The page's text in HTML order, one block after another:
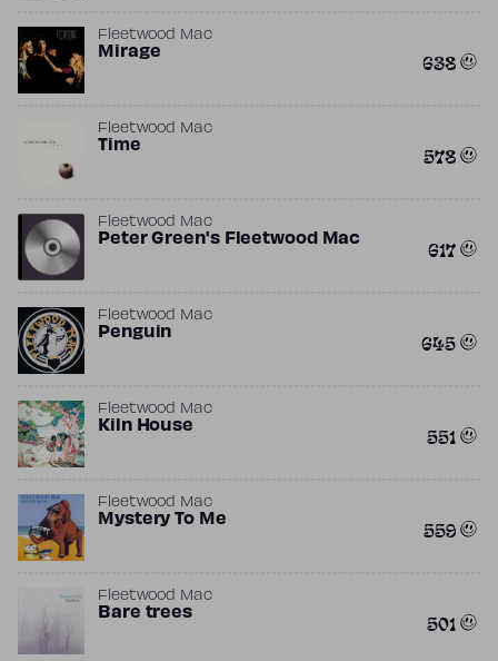
Fleetwood Mac
Mirage 638
Fleetwood Mac
Time 578
Fleetwood Mac
Peter Green's Fleetwood Mac 617
Fleetwood Mac
Penguin 645
Fleetwood Mac
Kiln House 551
Fleetwood Mac
Mystery To Me 559
Fleetwood Mac
Bare trees 501